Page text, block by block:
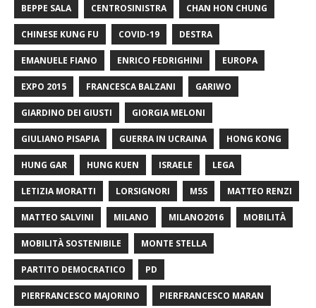
BEPPE SALA CENTROSINISTRA CHAN HON CHUNG
CHINESE KUNG FU COVID-19 DESTRA
EMANUELE FIANO ENRICO FEDRIGHINI EUROPA
EXPO 2015 FRANCESCA BALZANI GARIWO
GIARDINO DEI GIUSTI GIORGIA MELONI
GIULIANO PISAPIA GUERRA IN UCRAINA HONG KONG
HUNG GAR HUNG KUEN ISRAELE LEGA
LETIZIA MORATTI LORSIGNORI M5S MATTEO RENZI
MATTEO SALVINI MILANO MILANO2016 MOBILITÀ
MOBILITÀ SOSTENIBILE MONTE STELLA
PARTITO DEMOCRATICO PD
PIERFRANCESCO MAJORINO PIERFRANCESCO MARAN